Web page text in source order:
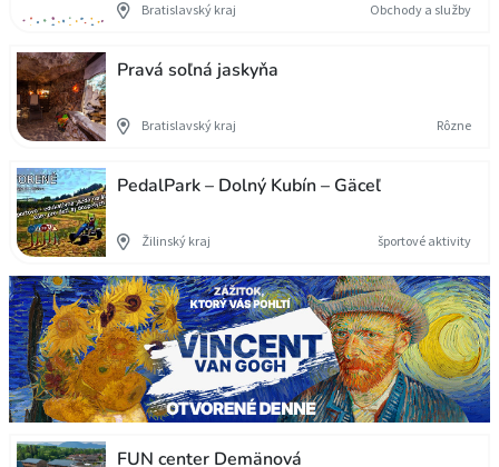
Bratislavský kraj Obchody a služby
Pravá soľná jaskyňa
Bratislavský kraj Rôzne
PedalPark – Dolný Kubín – Gäceľ
Žilinský kraj športové aktivity
FUN center Demänová